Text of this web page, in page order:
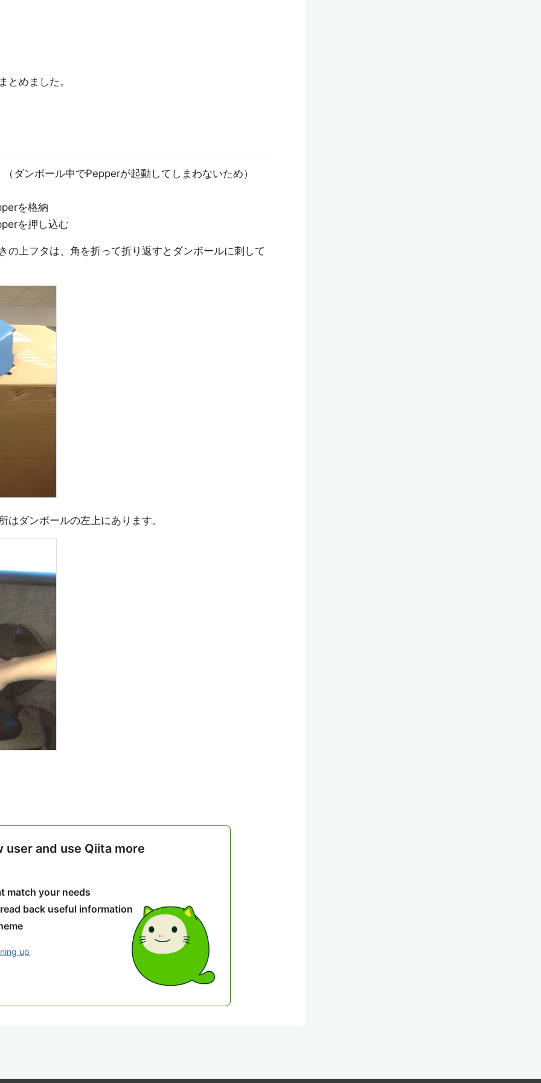
とめました。
ダンボール中でPepperが起動してしまわないため）
を格納
を押し込む
の上フタは、角を折って折り返すとダンボールに刺して
はダンボールの左上にあります。
user and use Qiita more
match your needs
back useful information
up